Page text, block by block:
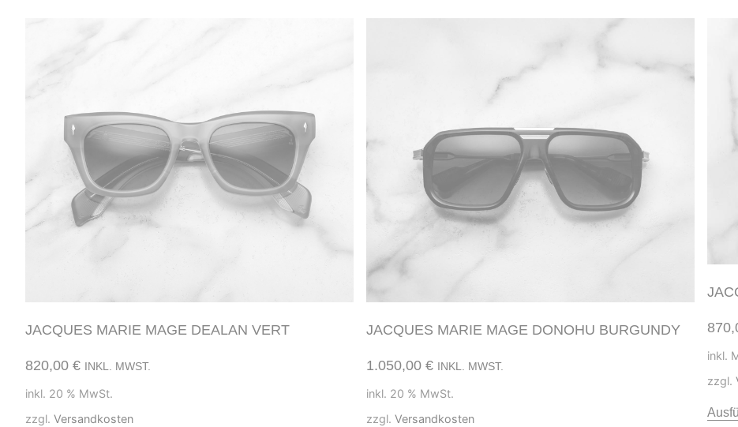
JACQUES MARIE MAGE DEALAN VERT
820,00 € INKL. MWST.
inkl. 20 % MwSt.
zzgl. Versandkosten
JACQUES MARIE MAGE DONOHU BURGUNDY
1.050,00 € INKL. MWST.
inkl. 20 % MwSt.
zzgl. Versandkosten
inkl.
zzgl.